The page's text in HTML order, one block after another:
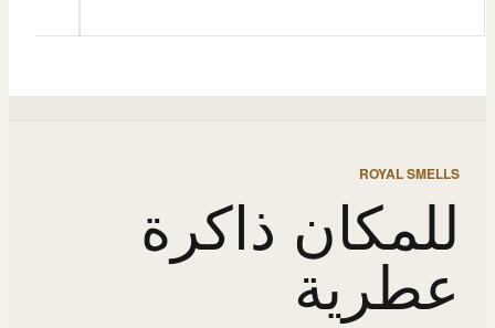
ROYAL SMELLS
للمكان ذاكرة
عطرية